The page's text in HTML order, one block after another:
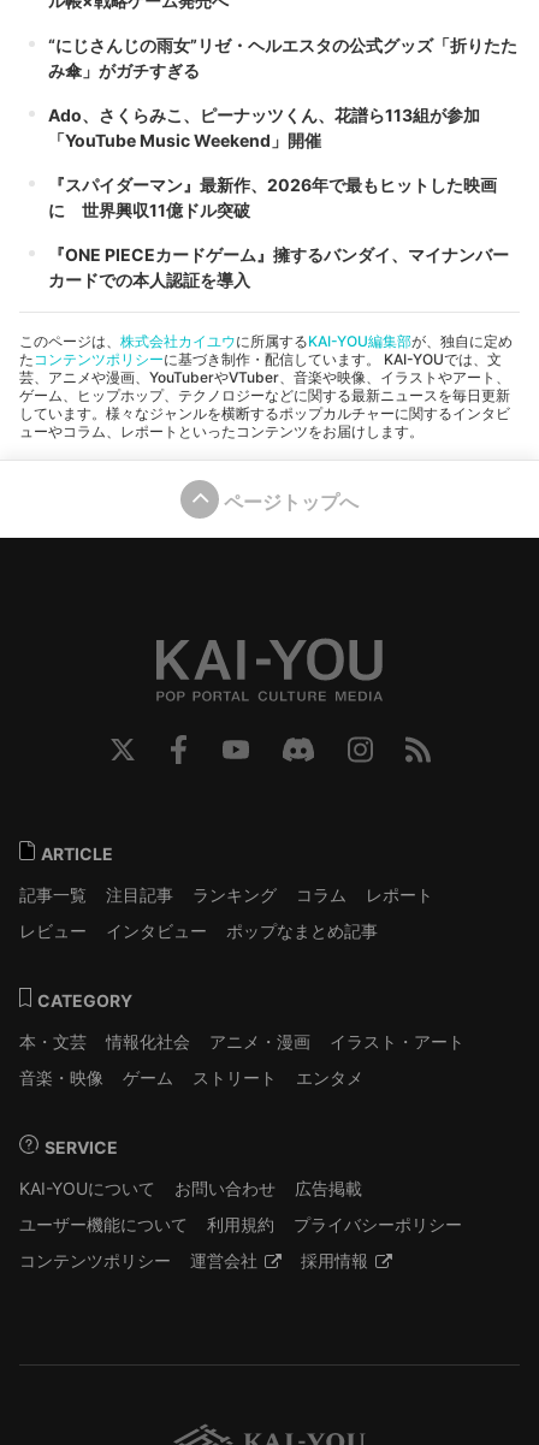
“にじさんじの雨女”リゼ・ヘルエスタの公式グッズ「折りたた
み傘」がガチすぎる
Ado、さくらみこ、ピーナッツくん、花譜ら113組が参加
「YouTube Music Weekend」開催
『スパイダーマン』最新作、2026年で最もヒットした映画
に 世界興収11億ドル突破
『ONE PIECEカードゲーム』擁するバンダイ、マイナンバー
カードでの本人認証を導入
このページは、 株式会社カイユウに所属するKAI-YOU編集部が、独自に定め
た コンテンツポリシーに基づき制作・配信しています。 KAI-YOUでは、文
芸、アニメや漫画、YouTuberやVTuber、音楽や映像、イラストやアート、
ゲーム、ヒップホップ、テクノロジーなどに関する最新ニュースを毎日更新
しています。様々なジャンルを横断するポップカルチャーに関するインタビ
ューやコラム、レポートといったコンテンツをお届けします。
ページトップへ
ARTICLE
記事一覧
注目記事 ランキング コラム
レポート
レビュー
インタビュー ポップなまとめ記事
CATEGORY
本・文芸
情報化社会 アニメ・漫画
イラスト・アート
音楽・映像
ゲーム ストリート エンタメ
SERVICE
KAI-YOUについて
お問い合わせ
広告掲載
ユーザー機能について
利用規約
プライバシーポリシー
コンテンツポリシー
運営会社 採用情報